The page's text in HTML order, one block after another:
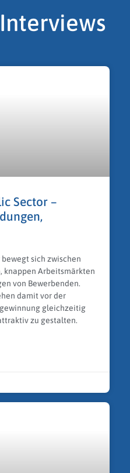
Sector –
sich zwischen
knappen Arbeitsmärkten
von Bewerbenden.
damit vor der
gleichzeitig
zu gestalten.